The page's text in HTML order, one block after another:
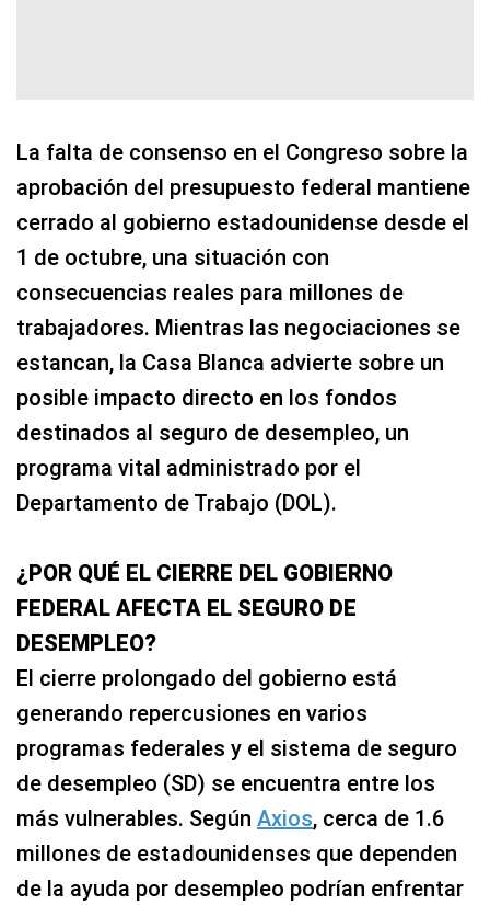
La falta de consenso en el Congreso sobre la
aprobación del presupuesto federal mantiene
cerrado al gobierno estadounidense desde el
1 de octubre, una situación con
consecuencias reales para millones de
trabajadores. Mientras las negociaciones se
estancan, la Casa Blanca advierte sobre un
posible impacto directo en los fondos
destinados al seguro de desempleo, un
programa vital administrado por el
Departamento de Trabajo (DOL).
¿POR QUÉ EL CIERRE DEL GOBIERNO
FEDERAL AFECTA EL SEGURO DE
DESEMPLEO?
El cierre prolongado del gobierno está
generando repercusiones en varios
programas federales y el sistema de seguro
de desempleo (SD) se encuentra entre los
más vulnerables. Según Axios, cerca de 1.6
millones de estadounidenses que dependen
de la ayuda por desempleo podrían enfrentar